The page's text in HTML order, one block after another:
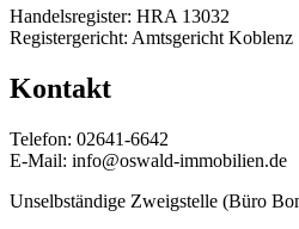
Handelsregister: HRA 13032
Registergericht: Amtsgericht Koblenz
Kontakt
Telefon: 02641-6642
E-Mail: info@oswald-immobilien.de
Unselbständige Zweigstelle (Büro